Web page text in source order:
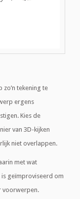
tekening te
ergens
Kies de
van 3D-kijken
niet overlappen.
met wat
geïmproviseerd om
voorwerpen.